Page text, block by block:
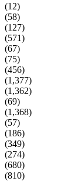
(12)
(58)
(127)
(571)
(67)
(75)
(456)
(1,377)
(1,362)
(69)
(1,368)
(57)
(186)
(349)
(274)
(680)
(810)